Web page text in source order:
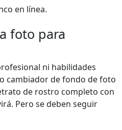
en línea.
foto para
ni habilidades
cambiador de fondo de foto
de rostro completo con
Pero se deben seguir